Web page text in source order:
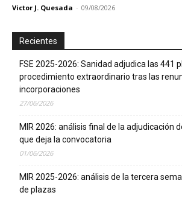
Victor J. Quesada - 09/08/2026
Recientes
FSE 2025-2026: Sanidad adjudica las 441
procedimiento extraordinario tras las
incorporaciones
27/06/2026
MIR 2026: análisis final de la adjudicación
que deja la convocatoria
01/06/2026
MIR 2025-2026: análisis de la tercera
de plazas